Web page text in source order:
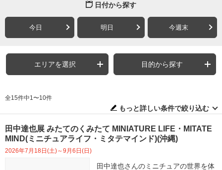
日付から探す
今日 明日 今週末
エリアを選択 目的から探す
全15件中1〜10件
もっと詳しい条件で絞り込む
田中達也展 みたてのくみたて MINIATURE LIFE・MITATE
MIND(ミニチュアライフ・ミタテマインド)(沖縄)
2026年7月18日(土)～9月6日(日)
田中達也さんのミニチュアの世界を体